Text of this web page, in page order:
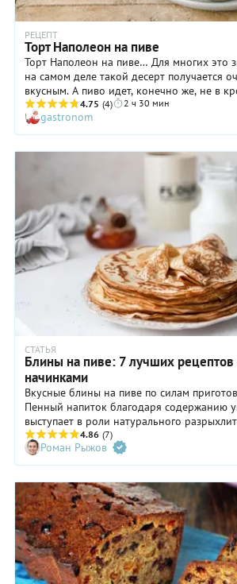
РЕЦЕПТ
Торт Наполеон на пиве
Торт Наполеон на пиве… Для многих это
на самом деле такой десерт получается
вкусным. А пиво идет, конечно же, не в
Удивительно, но факт: этот совсем не
ингредиент придает коржам особую
слоистость. О вкусе можете не
не скажете о пиве в составе торта, никто
«секретном ингредиенте». Крем же
заварной. То есть, в этом плане
настойчиво рекомендуем приготовить
пиве и убедиться, что он действительно
4.75 (4) 2 ч 30 мин
gastronom
СТАТЬЯ
Блины на пиве: 7 лучших
начинками
Вкусные блины на пиве по силам
Пенный напиток благодаря содержанию
выступает в роли натурального
воздушным и мягким. К тому же, пиво
аппетитный хлебный аромат. Выбирайте
вкус — лагeр, стаут или даже гозе.
4.86 (7)
Роман Рыжов